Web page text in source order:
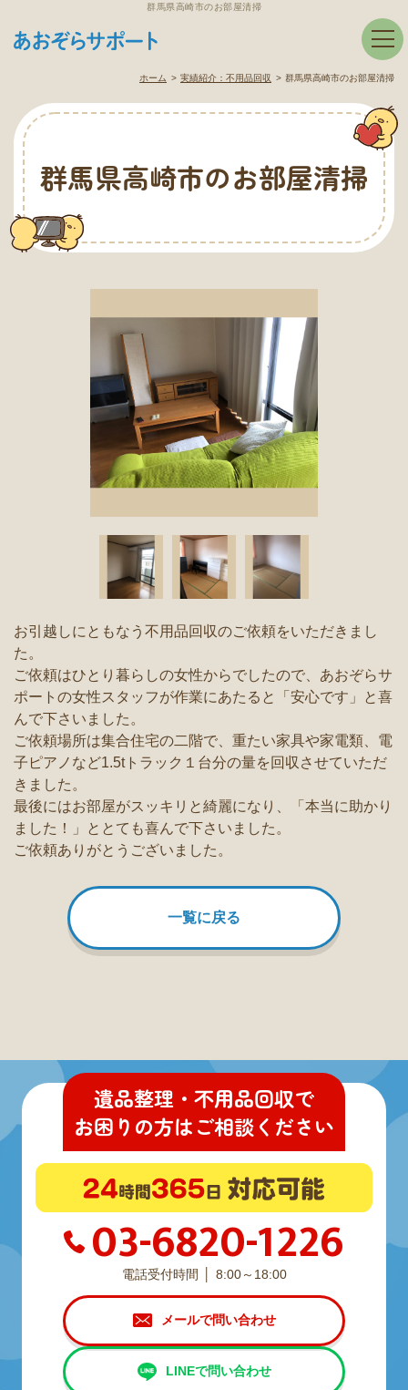
群馬県高崎市のお部屋清掃
ホーム 実績紹介： 不用品回収 群馬県高崎市のお部屋清掃
群馬県高崎市のお部屋清掃
お引越しにともなう不用品回収のご依頼をいただきまし
た。
ご依頼はひとり暮らしの女性からでしたので、あおぞらサ
ポートの女性スタッフが作業にあたると「安心です」と喜
んで下さいました。
ご依頼場所は集合住宅の二階で、重たい家具や家電類、電
子ピアノなど1.5tトラック１台分の量を回収させていただ
きました。
最後にはお部屋がスッキリと綺麗になり、「本当に助かり
ました！」ととても喜んで下さいました。
ご依頼ありがとうございました。
一覧に戻る
遺品整理・不用品回収で
お困りの方はご相談ください
03-6820-1226
電話受付時間 8:00～18:00
メールで問い合わせ
LINEで問い合わせ